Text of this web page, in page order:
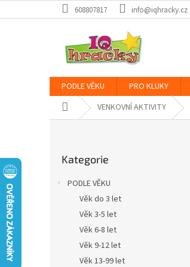
na
608807817 info@iqhracky.cz
PODLE VĚKU PRO KLUKY
Domů VENKOVNÍ AKTIVITY
kategorie
Kategorie
PODLE VĚKU
Věk do 3 let
Věk 3-5 let
Věk 6-8 let
Věk 9-12 let
Věk 13-99 let